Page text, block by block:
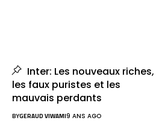
Inter: Les nouveaux riches,
les faux puristes et les
mauvais perdants
BYGERAUD VIWAMI9 ANS AGO